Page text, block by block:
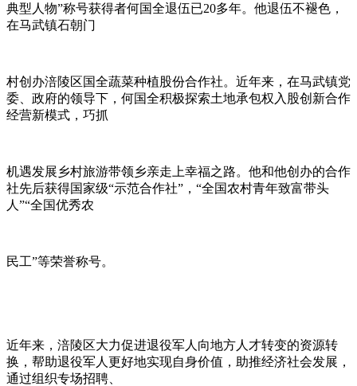
典型人物”称号获得者何国全退伍已20多年。他退伍不褪色，
在马武镇石朝门
村创办涪陵区国全蔬菜种植股份合作社。近年来，在马武镇党
委、政府的领导下，何国全积极探索土地承包权入股创新合作
经营新模式，巧抓
机遇发展乡村旅游带领乡亲走上幸福之路。他和他创办的合作
社先后获得国家级“示范合作社”，“全国农村青年致富带头
人”“全国优秀农
民工”等荣誉称号。
近年来，涪陵区大力促进退役军人向地方人才转变的资源转
换，帮助退役军人更好地实现自身价值，助推经济社会发展，
通过组织专场招聘、